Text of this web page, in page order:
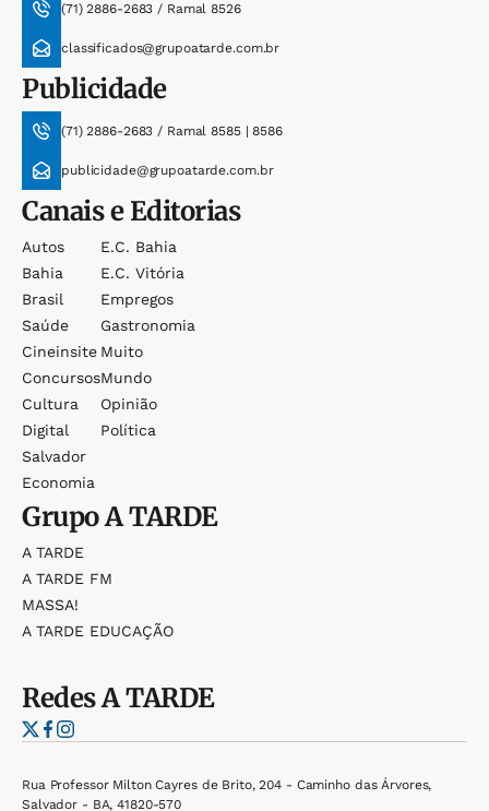
(71) 2886-2683 / Ramal 8526
classificados@grupoatarde.com.br
Publicidade
(71) 2886-2683 / Ramal 8585 | 8586
publicidade@grupoatarde.com.br
Canais e Editorias
Autos
Bahia
Brasil
Saúde
Cineinsite
Concursos
Cultura
Digital
Salvador
Economia
E.c. Bahia
E.c. Vitória
Empregos
Gastronomia
Muito
Mundo
Opinião
Política
GrupoA TARDE
A TARDE
A TARDE FM
MASSA!
A TARDE EDUCAÇÃO
RedesA TARDE
Rua Professor Milton Cayres de Brito, 204 - Caminho das Árvores,
Salvador - BA, 41820-570